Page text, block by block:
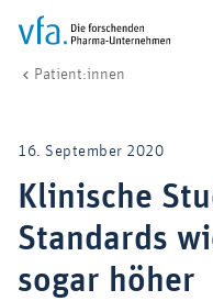
Forschung &
Gesundheit &
Wirtschaft &
Digitalisierung & KI
Verband & Mitglieder
Patient:innen
16. September 2020
Klinische
Standards
sogar höher